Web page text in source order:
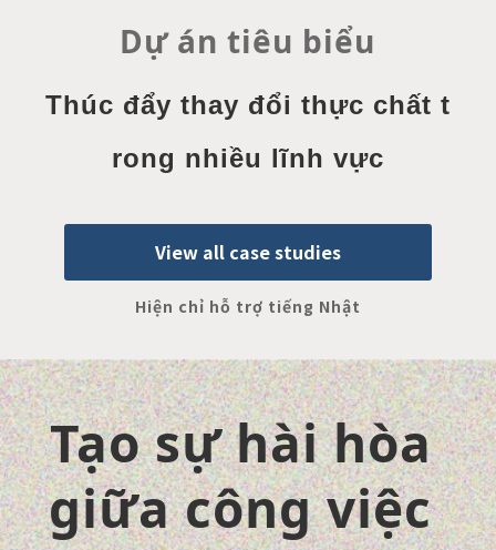
Dự án tiêu biểu
Thúc đẩy thay đổi thực chất t
rong nhiều lĩnh vực
View all case studies
Hiện chỉ hỗ trợ tiếng Nhật
Tạo sự hài hòa
giữa công việc